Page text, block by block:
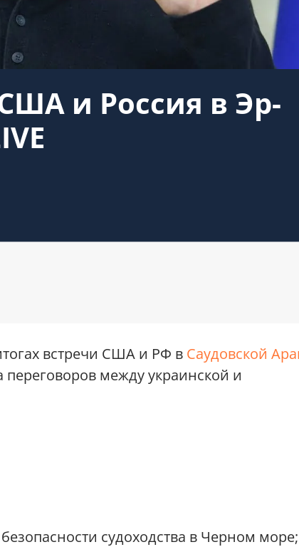
и Россия в Эр-
встречи США и РФ в Саудовской
переговоров между украинской и
судоходства в Черном море;